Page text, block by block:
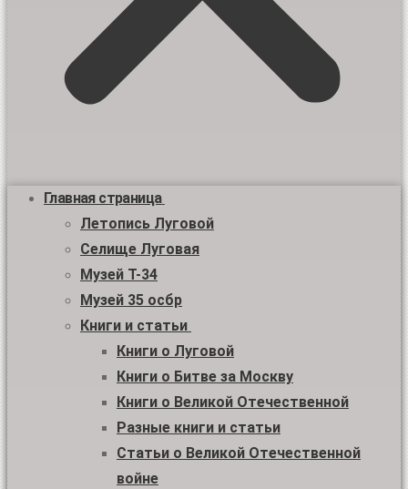
Главная страница
Летопись Луговой
Селище Луговая
Музей Т-34
Музей 35 осбр
Книги и статьи
Книги о Луговой
Книги о Битве за Москву
Книги о Великой Отечественной
Разные книги и статьи
Статьи о Великой Отечественной
войне